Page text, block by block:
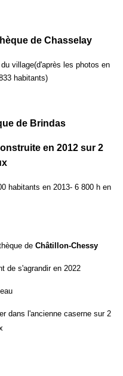
de Chasselay
village(d'après les photos en
habitants)
de Brindas
en 2012 sur 2
habitants en 2013- 6 800 h en
de Châtillon-Chessy
de s'agrandir en 2022
dans l'ancienne caserne sur 2